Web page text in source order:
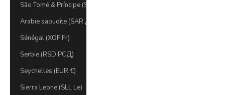
São Tomé & Príncipe (STD Db)
Sénégal (XOF Fr)
Serbie (RSD РСД)
Seychelles (EUR €)
Sierra Leone (SLL Le)